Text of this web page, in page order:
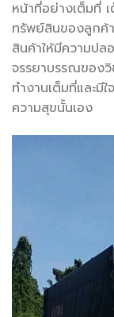
หน้าที่อย่างเต็มที่
ทรัพย์สินของลูกค้
สินค้าให้มีความปล
จรรยาบรรณของ
ทำงานเต็มที่และมี
ความสุขนั้นเอง